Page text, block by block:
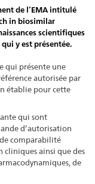
de l’EMA intitulé
in biosimilar
scientifiques
y est présentée.
qui présente une
autorisée par
établie pour cette
qui sont
d’autorisation
comparabilité
cliniques ainsi que des
de